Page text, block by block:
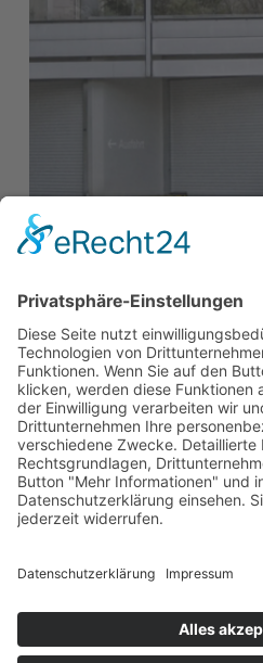
Möchten Siemehr
Meißner GmbH
Meißner GmbH Toranlagen
Robert-Koch-Straße 5
T:+49 (0) 78 51 / 91 61 – 0
info@meissner-gmbh.de